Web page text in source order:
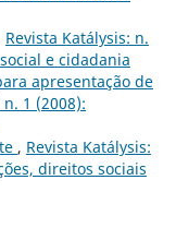
Revista Katálysis: n.
e cidadania
apresentação de
1 (2008):
, Revista Katálysis:
direitos sociais